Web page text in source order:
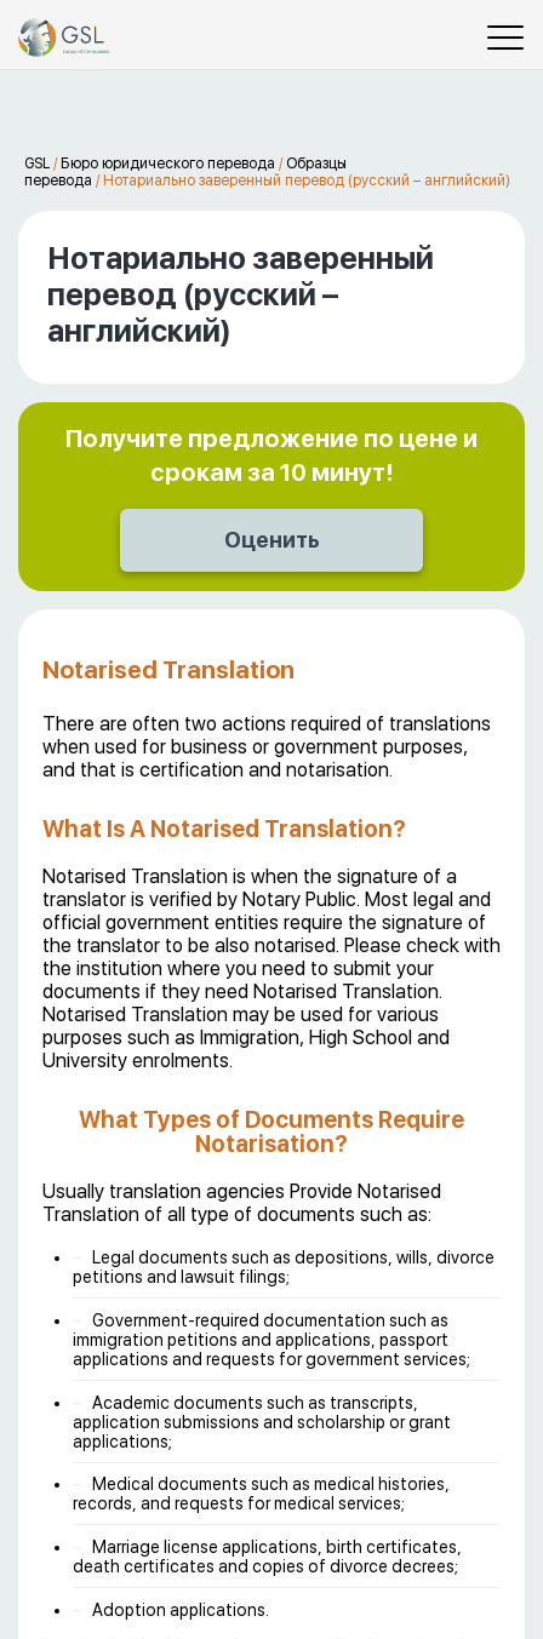
GSL / Бюро юридического перевода / Образцы
перевода / Нотариально заверенный перевод (русский – английский)
Нотариально заверенный
перевод (русский –
английский)
Получите предложение по цене и
срокам за 10 минут!
Notarised Translation
There are often two actions required of translations
when used for business or government purposes,
and that is certification and notarisation.
What Is A Notarised Translation?
Notarised Translation is when the signature of a
translator is verified by Notary Public. Most legal and
official government entities require the signature of
the translator to be also notarised. Please check with
the institution where you need to submit your
documents if they need Notarised Translation.
Notarised Translation may be used for various
purposes such as Immigration, High School and
University enrolments.
What Types of Documents Require
Notarisation?
Usually translation agencies Provide Notarised
Translation of all type of documents such as:
Legal documents such as depositions, wills, divorce
petitions and lawsuit filings;
Government-required documentation such as
immigration petitions and applications, passport
applications and requests for government services;
Academic documents such as transcripts,
application submissions and scholarship or grant
applications;
Medical documents such as medical histories,
records, and requests for medical services;
Marriage license applications, birth certificates,
death certificates and copies of divorce decrees;
Adoption applications.